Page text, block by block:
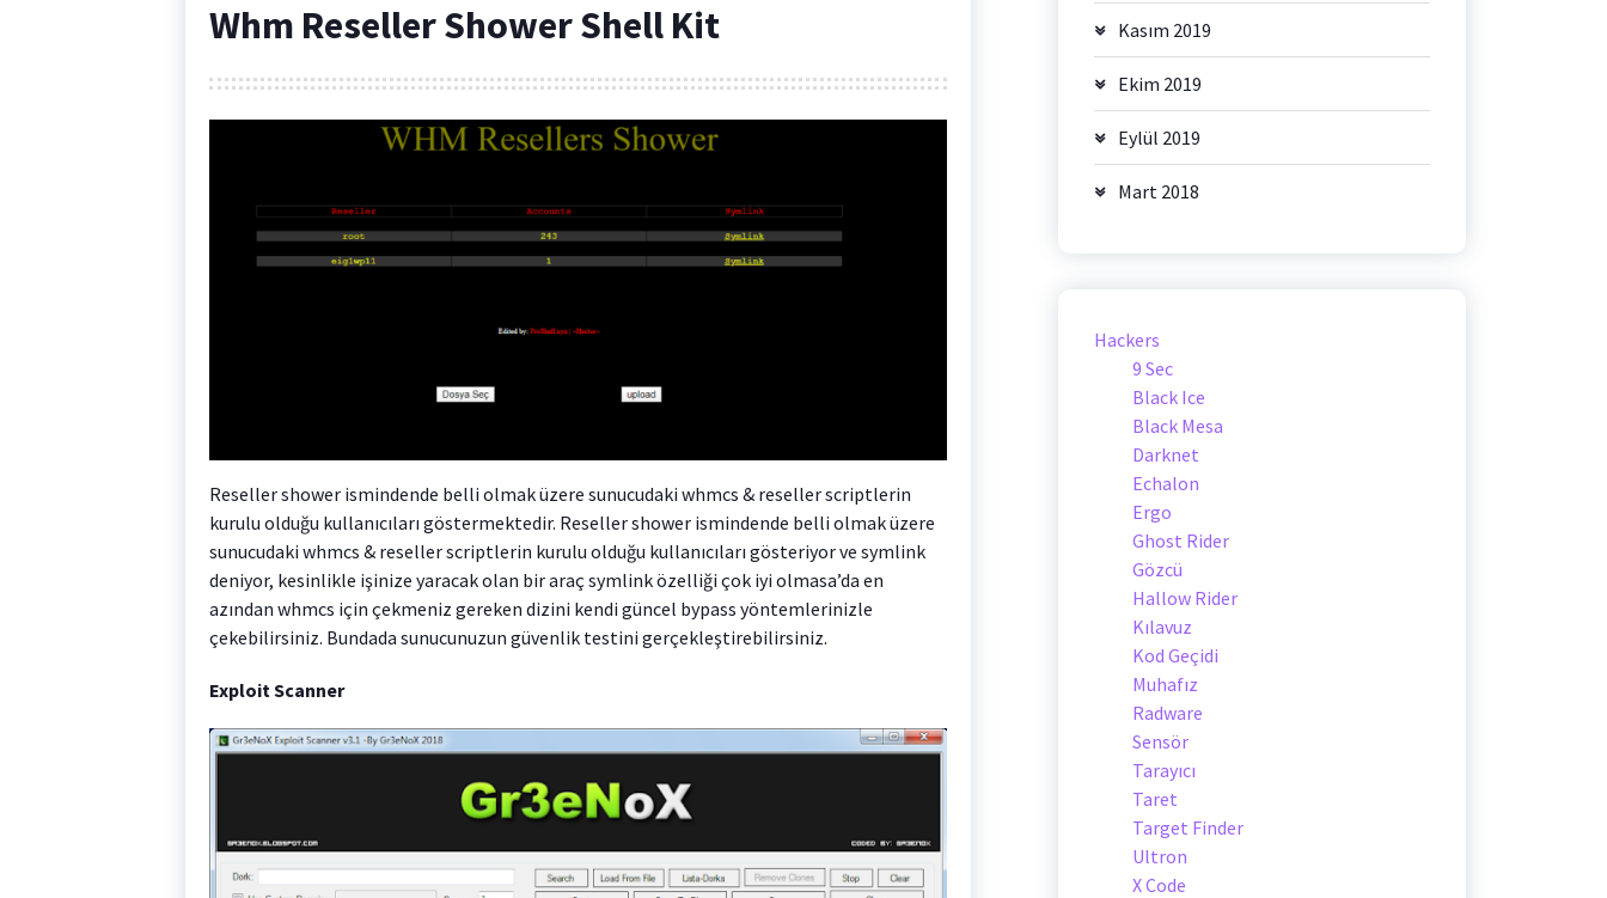
Whm Reseller Shower Shell Kit
Reseller shower ismindende belli olmak üzere sunucudaki whmcs & reseller scriptlerin
kurulu olduğu kullanıcıları göstermektedir. Reseller shower ismindende belli olmak üzere
sunucudaki whmcs & reseller scriptlerin kurulu olduğu kullanıcıları gösteriyor ve symlink
deniyor, kesinlikle işinize yaracak olan bir araç symlink özelliği çok iyi olmasa’da en
azından whmcs için çekmeniz gereken dizini kendi güncel bypass yöntemlerinizle
çekebilirsiniz. Bundada sunucunuzun güvenlik testini gerçekleştirebilirsiniz.
Exploit Scanner
Kasım 2019
Ekim 2019
Eylül 2019
Mart 2018
Hackers
9 Sec
Black Ice
Black Mesa
Darknet
Echalon
Ergo
Ghost Rider
Gözcü
Hallow Rider
Kılavuz
Kod Geçidi
Muhafız
Radware
Sensör
Tarayıcı
Taret
Target Finder
Ultron
X Code